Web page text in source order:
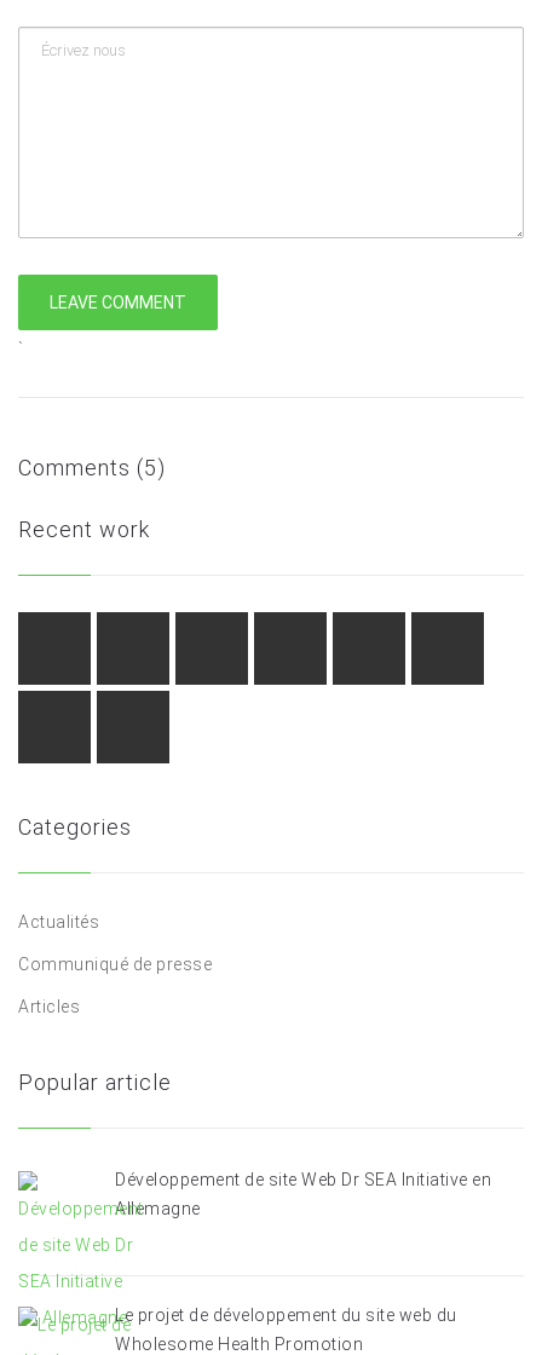
`
Comments (5)
Recent work
Categories
Actualités
Communiqué de presse
Articles
Popular article
Développement de site Web Dr SEA Initiative en
Allemagne
Le projet de développement du site web du
Wholesome Health Promotion